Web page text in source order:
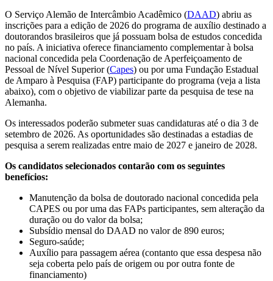
O Serviço Alemão de Intercâmbio Acadêmico (DAAD) abriu as
inscrições para a edição de 2026 do programa de auxílio destinado a
doutorandos brasileiros que já possuam bolsa de estudos concedida
no país. A iniciativa oferece financiamento complementar à bolsa
nacional concedida pela Coordenação de Aperfeiçoamento de
Pessoal de Nível Superior (Capes) ou por uma Fundação Estadual
de Amparo à Pesquisa (FAP) participante do programa (veja a lista
abaixo), com o objetivo de viabilizar parte da pesquisa de tese na
Alemanha.
Os interessados poderão submeter suas candidaturas até o dia 3 de
setembro de 2026. As oportunidades são destinadas a estadias de
pesquisa a serem realizadas entre maio de 2027 e janeiro de 2028.
Os candidatos selecionados contarão com os seguintes
benefícios:
Manutenção da bolsa de doutorado nacional concedida pela
CAPES ou por uma das FAPs participantes, sem alteração da
duração ou do valor da bolsa;
Subsídio mensal do DAAD no valor de 890 euros;
Seguro-saúde;
Auxílio para passagem aérea (contanto que essa despesa não
seja coberta pelo país de origem ou por outra fonte de
financiamento)